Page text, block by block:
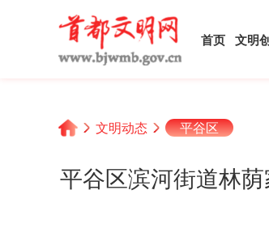
首页 文明
文明动态 平谷区
平谷区滨河街道林